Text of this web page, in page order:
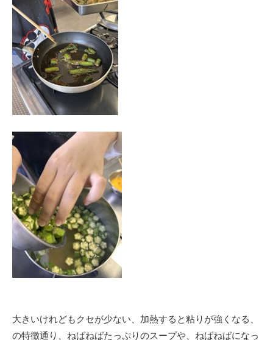
大きいけれどもクセが少ない、加熱すると粘りが強くなる、
の特徴通り、ねばねばたっぷりのスープや、ねばねばになっ